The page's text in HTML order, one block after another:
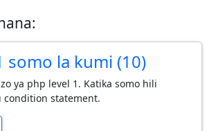
somo la kumi (10)
ya php level 1. Katika somo hili
statement.